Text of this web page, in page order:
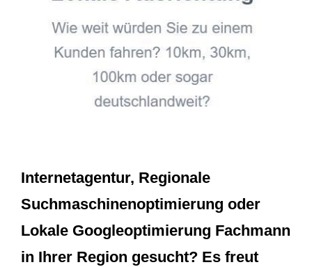
Internetagentur, Regionale
Suchmaschinenoptimierung oder
Lokale Googleoptimierung Fachmann
in Ihrer Region gesucht? Es freut